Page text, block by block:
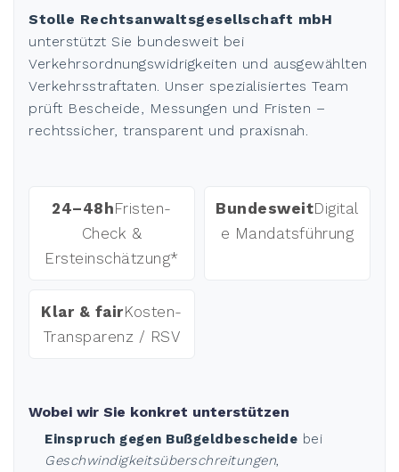
Stolle Rechtsanwaltsgesellschaft mbH
unterstützt Sie bundesweit bei
Verkehrsordnungswidrigkeiten und ausgewählten
Verkehrsstraftaten. Unser spezialisiertes Team
prüft Bescheide, Messungen und Fristen –
rechtssicher, transparent und praxisnah.
24–48hFristen-
Check &
Ersteinschätzung*
BundesweitDigital
e Mandatsführung
Klar & fairKosten-
Transparenz / RSV
Wobei wir Sie konkret unterstützen
Einspruch gegen Bußgeldbescheide bei
Geschwindigkeitsüberschreitungen,